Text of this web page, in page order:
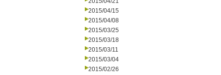
2015/04/15
2015/04/08
2015/03/25
2015/03/18
2015/03/11
2015/03/04
2015/02/26